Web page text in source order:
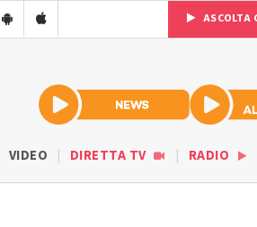
ASCOLTA
VIDEO DIRETTA TV RADIO